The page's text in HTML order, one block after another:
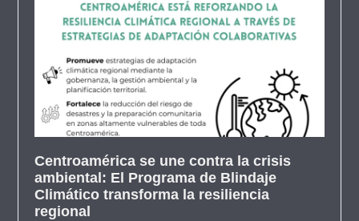
Centroamérica se une contra la crisis
ambiental: El Programa de Blindaje
Climático transforma la resiliencia
regional